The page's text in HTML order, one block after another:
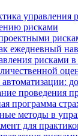
управления
рисками
ежедневный
рисками
автоматизации:
проведения
программа
методы в
для